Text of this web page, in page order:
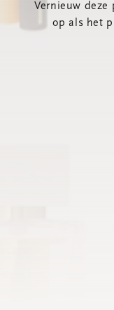
Vernieuw
op als het